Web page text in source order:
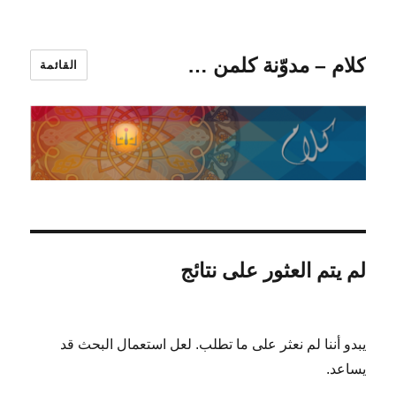
كلام – مدوّنة كلمن … القائمة
لم يتم العثور على نتائج
يبدو أننا لم نعثر على ما تطلب. لعل استعمال البحث قد
يساعد.